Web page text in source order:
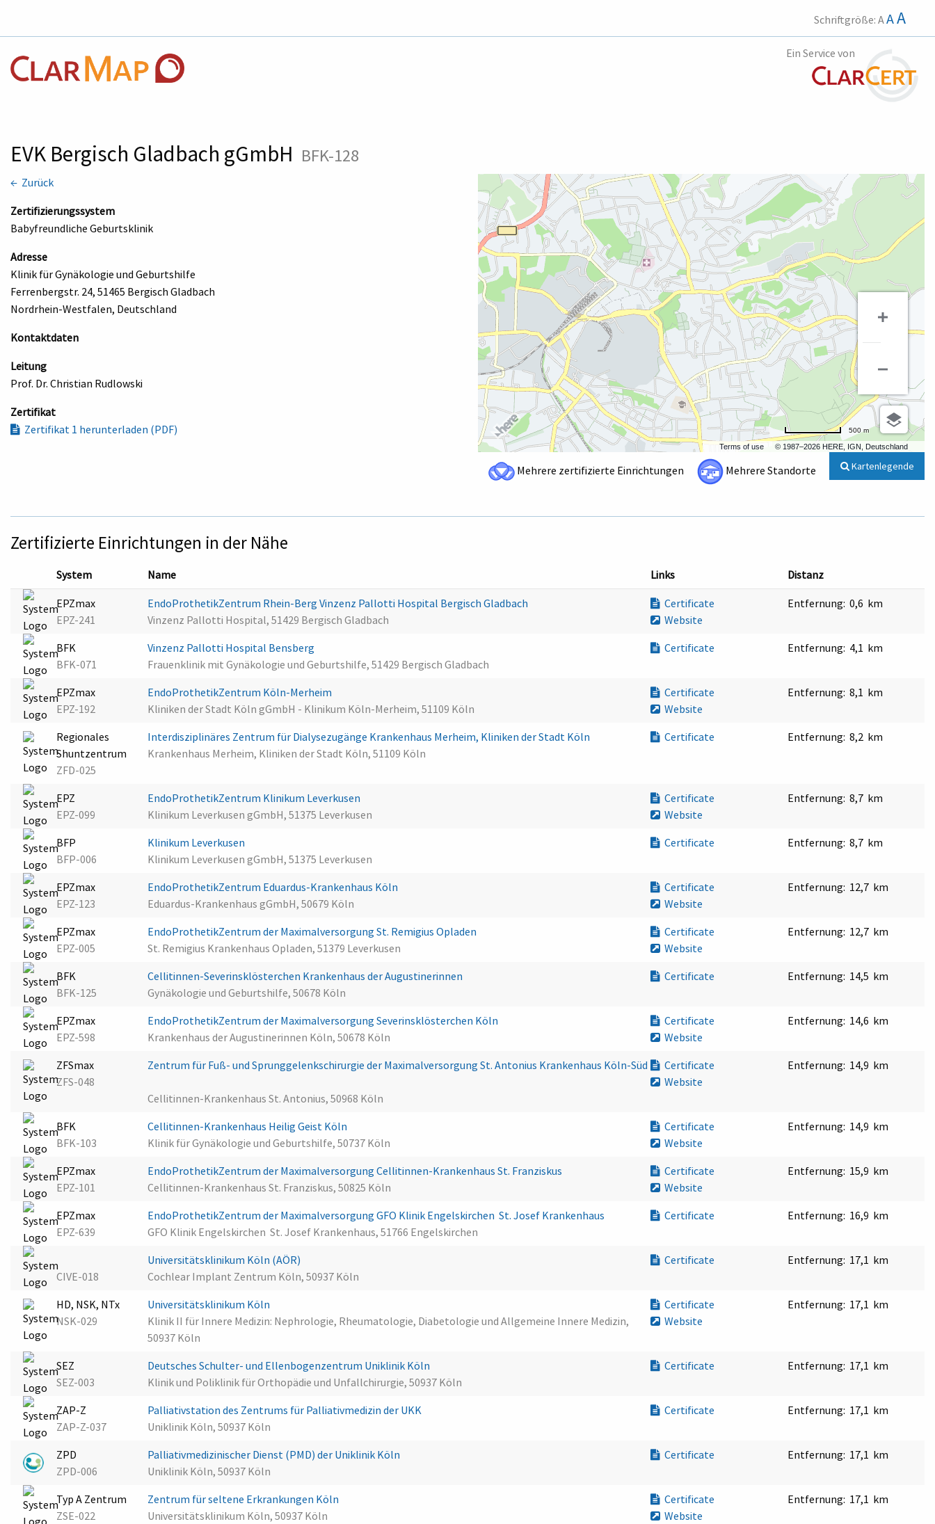
Schriftgröße: AAA
Ein Service von
EVK Bergisch Gladbach gGmbH BFK-128
← Zurück
Zertifizierungssystem
Babyfreundliche Geburtsklinik
Adresse
Klinik für Gynäkologie und Geburtshilfe
Ferrenbergstr. 24, 51465 Bergisch Gladbach
Nordrhein-Westfalen, Deutschland
Kontaktdaten
Leitung
Prof. Dr. Christian Rudlowski
Zertifikat
Zertifikat 1 herunterladen (PDF)
Terms of use © 1987–2026 HERE, IGN, Deutschland
500 m
Mehrere zertifizierte Einrichtungen Mehrere Standorte Kartenlegende
Zertifizierte Einrichtungen in der Nähe
System Name Links Distanz
EPZmax
EPZ-241
EndoProthetikZentrum Rhein-Berg Vinzenz Pallotti Hospital Bergisch Gladbach
Vinzenz Pallotti Hospital, 51429 Bergisch Gladbach
Certificate
Website
Entfernung: 0,6 km
BFK
BFK-071
Vinzenz Pallotti Hospital Bensberg
Frauenklinik mit Gynäkologie und Geburtshilfe, 51429 Bergisch Gladbach
Certificate Entfernung: 4,1 km
EPZmax
EPZ-192
EndoProthetikZentrum Köln-Merheim
Kliniken der Stadt Köln gGmbH - Klinikum Köln-Merheim, 51109 Köln
Certificate
Website
Entfernung: 8,1 km
Regionales
Shuntzentrum
ZFD-025
Interdisziplinäres Zentrum für Dialysezugänge Krankenhaus Merheim, Kliniken der Stadt Köln
Krankenhaus Merheim, Kliniken der Stadt Köln, 51109 Köln
Certificate Entfernung: 8,2 km
EPZ
EPZ-099
EndoProthetikZentrum Klinikum Leverkusen
Klinikum Leverkusen gGmbH, 51375 Leverkusen
Certificate
Website
Entfernung: 8,7 km
BFP
BFP-006
Klinikum Leverkusen
Klinikum Leverkusen gGmbH, 51375 Leverkusen
Certificate Entfernung: 8,7 km
EPZmax
EPZ-123
EndoProthetikZentrum Eduardus-Krankenhaus Köln
Eduardus-Krankenhaus gGmbH, 50679 Köln
Certificate
Website
Entfernung: 12,7 km
EPZmax
EPZ-005
EndoProthetikZentrum der Maximalversorgung St. Remigius Opladen
St. Remigius Krankenhaus Opladen, 51379 Leverkusen
Certificate
Website
Entfernung: 12,7 km
BFK
BFK-125
Cellitinnen-Severinsklösterchen Krankenhaus der Augustinerinnen
Gynäkologie und Geburtshilfe, 50678 Köln
Certificate Entfernung: 14,5 km
EPZmax
EPZ-598
EndoProthetikZentrum der Maximalversorgung Severinsklösterchen Köln
Krankenhaus der Augustinerinnen Köln, 50678 Köln
Certificate
Website
Entfernung: 14,6 km
ZFSmax
ZFS-048
Zentrum für Fuß- und Sprunggelenkschirurgie der Maximalversorgung St. Antonius Krankenhaus Köln-Süd
Cellitinnen-Krankenhaus St. Antonius, 50968 Köln
Certificate
Website
Entfernung: 14,9 km
BFK
BFK-103
Cellitinnen-Krankenhaus Heilig Geist Köln
Klinik für Gynäkologie und Geburtshilfe, 50737 Köln
Certificate
Website
Entfernung: 14,9 km
EPZmax
EPZ-101
EndoProthetikZentrum der Maximalversorgung Cellitinnen-Krankenhaus St. Franziskus
Cellitinnen-Krankenhaus St. Franziskus, 50825 Köln
Certificate
Website
Entfernung: 15,9 km
EPZmax
EPZ-639
EndoProthetikZentrum der Maximalversorgung GFO Klinik Engelskirchen  St. Josef Krankenhaus
GFO Klinik Engelskirchen  St. Josef Krankenhaus, 51766 Engelskirchen
Certificate Entfernung: 16,9 km
CIVE-018
Universitätsklinikum Köln (AÖR)
Cochlear Implant Zentrum Köln, 50937 Köln
Certificate Entfernung: 17,1 km
HD, NSK, NTx
NSK-029
Universitätsklinikum Köln
Klinik II für Innere Medizin: Nephrologie, Rheumatologie, Diabetologie und Allgemeine Innere Medizin,
50937 Köln
Certificate
Website
Entfernung: 17,1 km
SEZ
SEZ-003
Deutsches Schulter- und Ellenbogenzentrum Uniklinik Köln
Klinik und Poliklinik für Orthopädie und Unfallchirurgie, 50937 Köln
Certificate Entfernung: 17,1 km
ZAP-Z
ZAP-Z-037
Palliativstation des Zentrums für Palliativmedizin der UKK
Uniklinik Köln, 50937 Köln
Certificate Entfernung: 17,1 km
ZPD
ZPD-006
Palliativmedizinischer Dienst (PMD) der Uniklinik Köln
Uniklinik Köln, 50937 Köln
Certificate Entfernung: 17,1 km
Typ A Zentrum
ZSE-022
Zentrum für seltene Erkrankungen Köln
Universitätsklinikum Köln, 50937 Köln
Certificate
Website
Entfernung: 17,1 km